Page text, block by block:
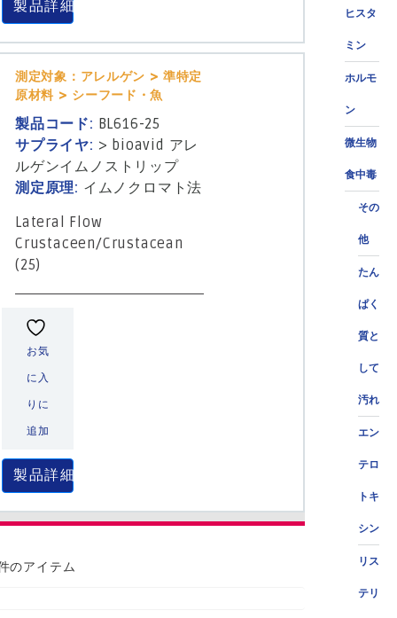
ヒスタ
ミン
ホルモ
ン
微生物
食中毒
その
他
たん
ぱく
質と
して
汚れ
エン
テロ
トキ
シン
リス
テリ
製品詳細
測定対象：アレルゲン > 準特定
原材料 > シーフード・魚
製品コード: BL616-25
サプライヤ: > bioavid アレ
ルゲンイムノストリップ
測定原理: イムノクロマト法
Lateral Flow
Crustaceen/Crustacean
(25)
お気
に入
りに
追加
製品詳細
のアイテム